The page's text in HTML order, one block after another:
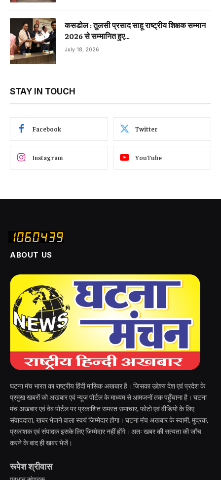
कसडोल : तुलसी प्रसाद साहू राष्ट्रीय शिक्षक सम्मान
2026 से सम्मानित हुए…
July 18, 2026
STAY IN TOUCH
Facebook Twitter
Instagram YouTube
ABOUT US
घटना मंच भारत का राष्ट्रीय हिंदी मासिक अखबार है। जिसका उद्देश्य देश एवं प्रदेश के
प्रमुख खबरों को अखबार एवं न्यूज पोर्टल के माध्यम से आमजनों तक पहुँचाना है। घटना
मंच अखबार एवं वेब पोर्टल पर प्रकाशित समस्त समाचार, फोटो एवं वीडियो के लिए
संवाददाता, खबर भेजने वाला स्वयं जिम्मेदार होगा। घटना मंच अखबार के स्वामी, मुद्रक,
प्रकाशक एवं संपादक इसके लिए जिम्मेदार नहीं होंगे। अतः खबर की सत्यता की जाँच
करने के बाद ही खबर भेजें।
रूपेश श्रीवास